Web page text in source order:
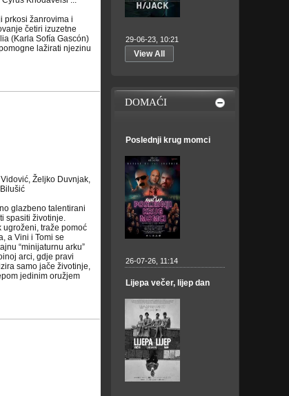
prkosi žanrovima i
četiri izuzetne
(Karla Sofía Gascón)
lažirati njezinu
Željko Duvnjak,
glazbeno talentirani
spasiti životinje.
ugroženi, traže pomoć
a Vini i Tomi se
“minijaturnu arku”
arci, gdje pravi
samo jače životinje,
jedinim oružjem
29-06-23, 10:21
View All
DOMAĆI
Poslednji krug momci
26-07-26, 11:14
Lijepa večer, lijep dan